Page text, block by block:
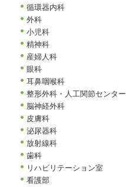
循環器内科
外科
小児科
精神科
産婦人科
眼科
耳鼻咽喉科
整形外科・人工関節センター
脳神経外科
皮膚科
泌尿器科
放射線科
歯科
リハビリテーション室
看護部